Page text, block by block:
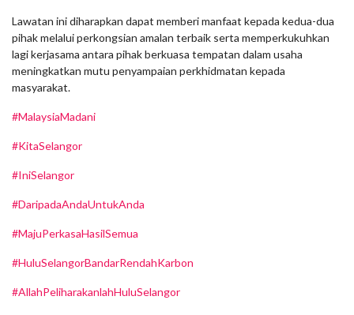
Lawatan ini diharapkan dapat memberi manfaat kepada kedua-dua
pihak melalui perkongsian amalan terbaik serta memperkukuhkan
lagi kerjasama antara pihak berkuasa tempatan dalam usaha
meningkatkan mutu penyampaian perkhidmatan kepada
masyarakat.
#MalaysiaMadani
#KitaSelangor
#IniSelangor
#DaripadaAndaUntukAnda
#MajuPerkasaHasilSemua
#HuluSelangorBandarRendahKarbon
#AllahPeliharakanlahHuluSelangor